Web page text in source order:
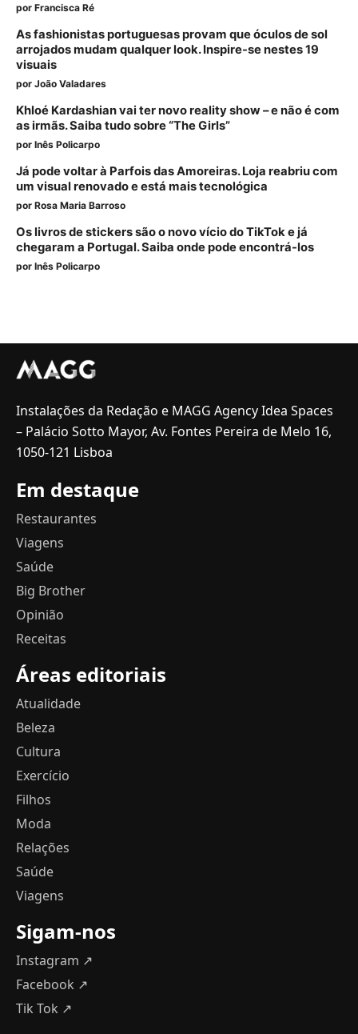
por Francisca Ré
As fashionistas portuguesas provam que óculos de sol
arrojados mudam qualquer look. Inspire-se nestes 19
visuais
por João Valadares
Khloé Kardashian vai ter novo reality show – e não é com
as irmãs. Saiba tudo sobre “The Girls”
por Inês Policarpo
Já pode voltar à Parfois das Amoreiras. Loja reabriu com
um visual renovado e está mais tecnológica
por Rosa Maria Barroso
Os livros de stickers são o novo vício do TikTok e já
chegaram a Portugal. Saiba onde pode encontrá-los
por Inês Policarpo
Instalações da Redação e MAGG Agency Idea Spaces
– Palácio Sotto Mayor, Av. Fontes Pereira de Melo 16,
1050-121 Lisboa
Em destaque
Restaurantes
Viagens
Saúde
Big Brother
Opinião
Receitas
Áreas editoriais
Atualidade
Beleza
Cultura
Exercício
Filhos
Moda
Relações
Saúde
Viagens
Sigam-nos
Instagram ↗
Facebook ↗
Tik Tok ↗